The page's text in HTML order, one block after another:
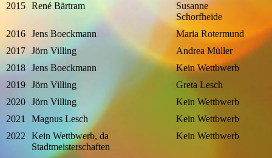
2015 René Bärtram
Susanne
Schorfheide
2016 Jens Boeckmann
Maria Rotermund
2017 Jörn Villing
Andrea Müller
2018 Jens Boeckmann
Kein Wettbwerb
2019 Jörn Villing
Greta Lesch
2020 Jörn Villing
Kein Wettbwerb
2021
Magnus Lesch
Kein Wettbwerb
2022
Kein Wettbwerb, da
Stadtmeisterschaften
Kein Wettbwerb